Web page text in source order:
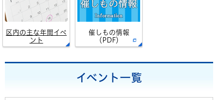
区内の主な年間イベ
ント
催しもの情報
（PDF）
イベント一覧